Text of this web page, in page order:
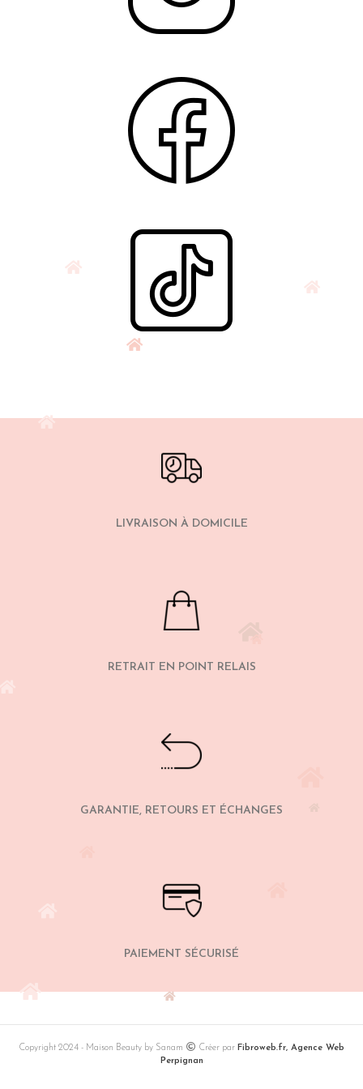
LIVRAISON À DOMICILE
RETRAIT EN POINT RELAIS
GARANTIE, RETOURS ET ÉCHANGES
PAIEMENT SÉCURISÉ
Copyright 2024 - Maison Beauty by Sanam Créer par Fibroweb.fr, Agence Web
Perpignan